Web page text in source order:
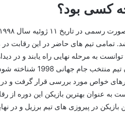
برگزار شد. تمامی تیم های حاضر در این
به مرحله نهایی راه یابند و در
توانست با نتیجه سه بر صفر برزیل را شکست دهد و
خواص مورد بررسی قرار گرفت و در
به عنوان بهترین بازیکن این دوره از
بازیکن در پیروزی‌ های تیم برزیل و در